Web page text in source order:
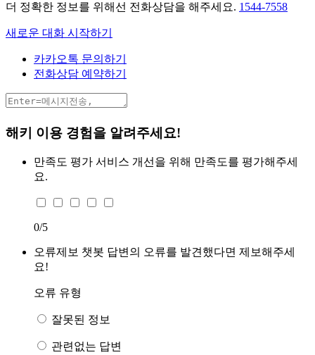
더 정확한 정보를 위해선 전화상담을 해주세요. 1544-7558
새로운 대화 시작하기
카카오톡 문의하기
전화상담 예약하기
해키 이용 경험을 알려주세요!
만족도 평가 서비스 개선을 위해 만족도를 평가해주세
요.
0/5
오류제보 챗봇 답변의 오류를 발견했다면 제보해주세
요!
오류 유형
잘못된 정보
관련없는 답변